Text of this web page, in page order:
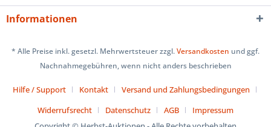
Informationen
* Alle Preise inkl. gesetzl. Mehrwertsteuer zzgl.Versandkosten und ggf.
Nachnahmegebühren, wenn nicht anders beschrieben
Hilfe / Support Kontakt
Versand und Zahlungsbedingungen
Widerrufsrecht
Datenschutz AGB
Impressum